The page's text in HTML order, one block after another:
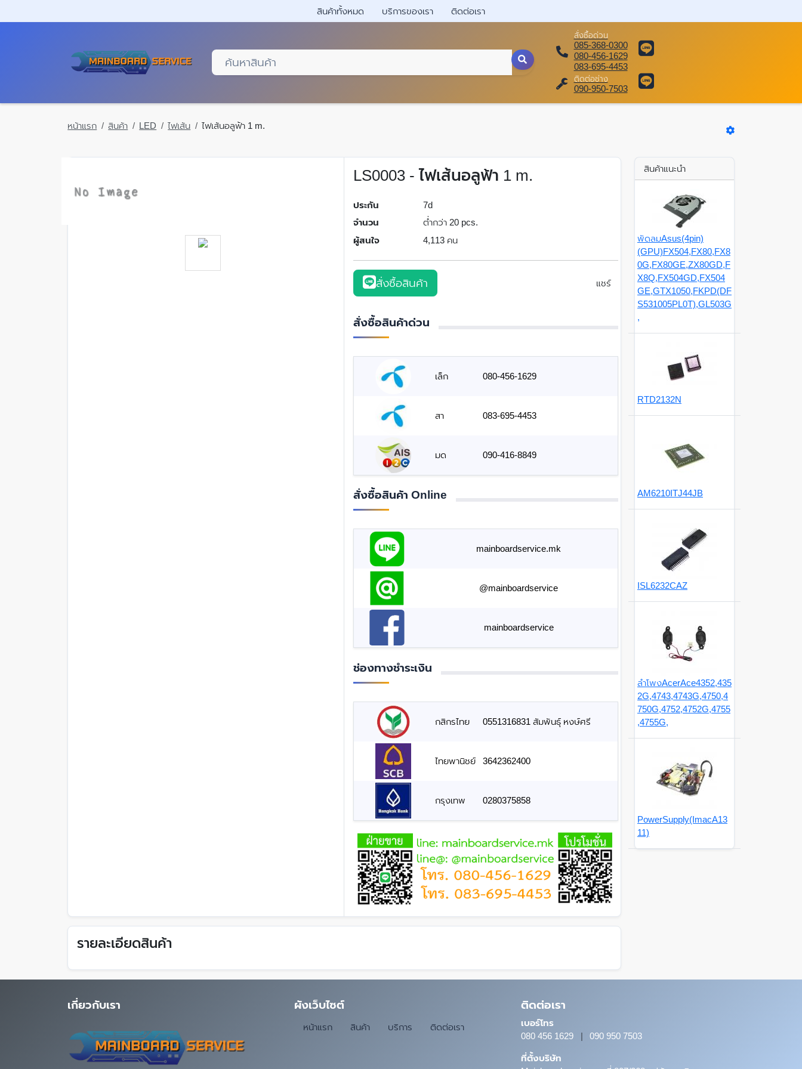
สินค้าทั้งหมด บริการของเรา ติดต่อเรา
สั่งซื้อด่วน
085-368-0300
080-456-1629
083-695-4453
ติดต่อช่าง
090-950-7503
หน้าแรก สินค้า LED ไฟเส้น ไฟเส้นอลูฟ้า 1 m.
LS0003 - ไฟเส้นอลูฟ้า 1 m.
ประกัน
7d
จำนวน
ต่ำกว่า 20 pcs.
ผู้สนใจ
4,113 คน
สั่งซื้อสินค้า แชร์
สั่งซื้อสินค้าด่วน
เล็ก 080-456-1629
สา 083-695-4453
มด 090-416-8849
สั่งซื้อสินค้า Online
mainboardservice.mk
@mainboardservice
mainboardservice
ช่องทางชำระเงิน
กสิกรไทย 0551316831 สัมพันธุ์ หงษ์ศรี
ไทยพานิชย์ 3642362400
กรุงเทพ 0280375858
รายละเอียดสินค้า
สินค้าแนะนำ
พัดลมAsus(4pin)
(GPU)FX504,FX80,FX8
0G,FX80GE,ZX80GD,F
X8Q,FX504GD,FX504
GE,GTX1050,FKPD(DF
S531005PL0T),GL503G
,
RTD2132N
AM6210ITJ44JB
ISL6232CAZ
ลำโพงAcerAce4352,435
2G,4743,4743G,4750,4
750G,4752,4752G,4755
,4755G,
PowerSupply(ImacA13
11)
เกี่ยวกับเรา ผังเว็บไซต์
หน้าแรก สินค้า บริการ ติดต่อเรา
ติดต่อเรา
เบอร์โทร
080 456 1629
| 090 950 7503
ที่ตั้งบริษัท